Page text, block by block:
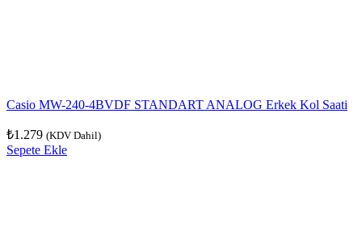
Casio MW-240-4BVDF STANDART ANALOG Erkek Kol Saati
₺1.279 (KDV Dahil)
Sepete Ekle